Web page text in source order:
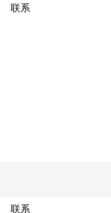
联系
联系